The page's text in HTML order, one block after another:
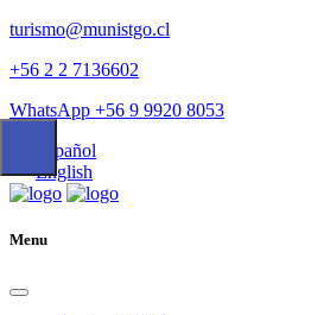
turismo@munistgo.cl
+56 2 2 7136602
WhatsApp +56 9 9920 8053
Español
English
Menu